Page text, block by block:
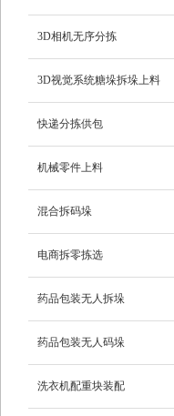
3D相机无序分拣
3D视觉系统糖垛拆垛上料
快递分拣供包
机械零件上料
混合拆码垛
电商拆零拣选
药品包装无人拆垛
药品包装无人码垛
洗衣机配重块装配